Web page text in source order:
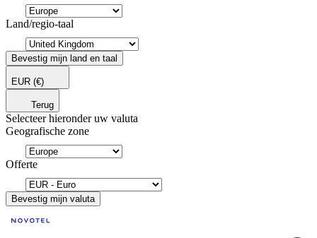
Land/regio-taal
Bevestig mijn land en taal
EUR (€)
Terug
Selecteer hieronder uw valuta
Geografische zone
Offerte
Bevestig mijn valuta